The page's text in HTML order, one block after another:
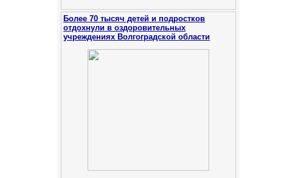
Более 70 тысяч детей и подростков
отдохнули в оздоровительных
учреждениях Волгоградской области